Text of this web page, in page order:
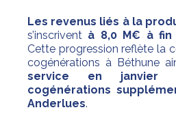
Les revenus liés à la
s’inscrivent à 8,0 M€ à fin
Cette progression reflète la
cogénérations à Béthune
service en janvier
cogénérations
Anderlues.